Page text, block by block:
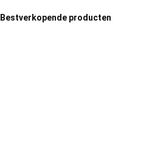
Bestverkopende producten